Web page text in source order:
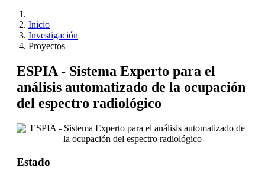
Inicio
Investigación
Proyectos
ESPIA - Sistema Experto para el
análisis automatizado de la ocupación
del espectro radiológico
Estado